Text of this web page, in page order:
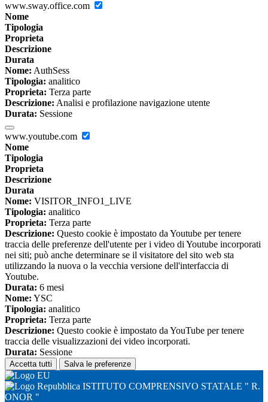
www.sway.office.com
Nome
Tipologia
Proprieta
Descrizione
Durata
Nome: AuthSess
Tipologia: analitico
Proprieta: Terza parte
Descrizione: Analisi e profilazione navigazione utente
Durata: Sessione
www.youtube.com
Nome
Tipologia
Proprieta
Descrizione
Durata
Nome: VISITOR_INFO1_LIVE
Tipologia: analitico
Proprieta: Terza parte
Descrizione: Questo cookie è impostato da Youtube per tenere
traccia delle preferenze dell'utente per i video di Youtube incorporati
nei siti; può anche determinare se il visitatore del sito web sta
utilizzando la nuova o la vecchia versione dell'interfaccia di
Youtube.
Durata: 6 mesi
Nome: YSC
Tipologia: analitico
Proprieta: Terza parte
Descrizione: Questo cookie è impostato da YouTube per tenere
traccia delle visualizzazioni dei video incorporati.
Durata: Sessione
Accetta tutti Salva le preferenze
ISTITUTO COMPRENSIVO STATALE " R.
ONOR "